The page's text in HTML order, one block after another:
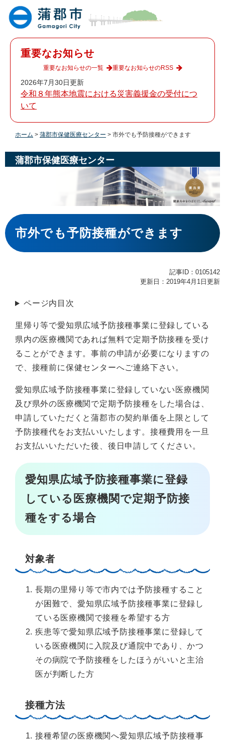
重要なお知らせ
2026年7月30日更新
令和８年熊本地震における災害義援金の受付につ
いて
重要なお知らせの一覧 重要なお知らせのRSS
ホーム > 蒲郡市保健医療センター > 市外でも予防接種ができます
蒲郡市保健医療センター
本
文
市外でも予防接種ができます
記事ID：0105142
更新日：2019年4月1日更新
ページ内目次
里帰り等で愛知県広域予防接種事業に登録している
県内の医療機関であれば無料で定期予防接種を受け
ることができます。事前の申請が必要になりますの
で、接種前に保健センターへご連絡下さい。
愛知県広域予防接種事業に登録していない医療機関
及び県外の医療機関で定期予防接種をした場合は、
申請していただくと蒲郡市の契約単価を上限として
予防接種代をお支払いいたします。接種費用を一旦
お支払いいただいた後、後日申請してください。
愛知県広域予防接種事業に登録
している医療機関で定期予防接
種をする場合
対象者
長期の里帰り等で市内では予防接種すること
が困難で、愛知県広域予防接種事業に登録し
ている医療機関で接種を希望する方
疾患等で愛知県広域予防接種事業に登録して
いる医療機関に入院及び通院中であり、かつ
その病院で予防接種をしたほうがいいと主治
医が判断した方
接種方法
接種希望の医療機関へ愛知県広域予防接種事